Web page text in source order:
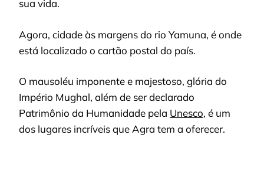
sua vida.
Agora, cidade às margens do rio Yamuna, é onde
está localizado o cartão postal do país.
O mausoléu imponente e majestoso, glória do
Império Mughal, além de ser declarado
Patrimônio da Humanidade pela Unesco, é um
dos lugares incríveis que Agra tem a oferecer.